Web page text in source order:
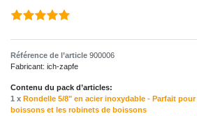
Référence de l’article 900006
Fabricant: ich-zapfe
Contenu du pack d’articles:
1 x Rondelle 5/8" en acier inoxydable - Parfait
boissons et les robinets de boissons